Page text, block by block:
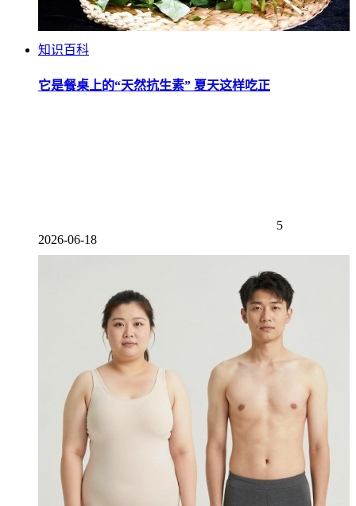
知识百科
它是餐桌上的“天然抗生素” 夏天这样吃正
5
2026-06-18